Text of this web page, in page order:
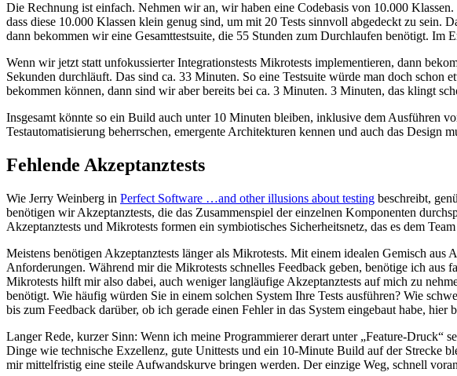
Die Rechnung ist einfach. Nehmen wir an, wir haben eine Codebasis von 10.000
dass diese 10.000 Klassen klein genug sind, um mit 20 Tests sinnvoll abgedeckt zu sein.
dann bekommen wir eine Gesamttestsuite, die 55 Stunden zum Durchlaufen benötigt.
Wenn wir jetzt statt unfokussierter Integrationstests Mikrotests implementieren, dann
Sekunden durchläuft. Das sind ca. 33 Minuten. So eine Testsuite würde man doch
bekommen können, dann sind wir aber bereits bei ca. 3 Minuten. 3 Minuten, das klingt
Insgesamt könnte so ein Build auch unter 10 Minuten bleiben, inklusive dem Ausführen
Testautomatisierung beherrschen, emergente Architekturen kennen und auch das Design
Fehlende Akzeptanztests
Wie Jerry Weinberg in Perfect Software …and other illusions about testing beschreibt,
benötigen wir Akzeptanztests, die das Zusammenspiel der einzelnen Komponenten
Akzeptanztests und Mikrotests formen ein symbiotisches Sicherheitsnetz, das es dem
Meistens benötigen Akzeptanztests länger als Mikrotests. Mit einem idealen Gemisch
Anforderungen. Während mir die Mikrotests schnelles Feedback geben, benötige ich
Mikrotests hilft mir also dabei, auch weniger langläufige Akzeptanztests auf mich zu
benötigt. Wie häufig würden Sie in einem solchen System Ihre Tests ausführen? Wie
bis zum Feedback darüber, ob ich gerade einen Fehler in das System eingebaut habe, hier
Langer Rede, kurzer Sinn: Wenn ich meine Programmierer derart unter „Feature-Druck“
Dinge wie technische Exzellenz, gute Unittests und ein 10-Minute Build auf der Strecke
mir mittelfristig eine steile Aufwandskurve bringen werden. Der einzige Weg, schnell